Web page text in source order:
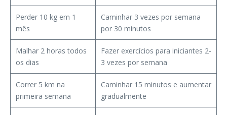
Perder 10 kg em 1
mês
Caminhar 3 vezes por semana
por 30 minutos
Malhar 2 horas todos
os dias
Fazer exercícios para iniciantes 2-
3 vezes por semana
Correr 5 km na
primeira semana
Caminhar 15 minutos e aumentar
gradualmente